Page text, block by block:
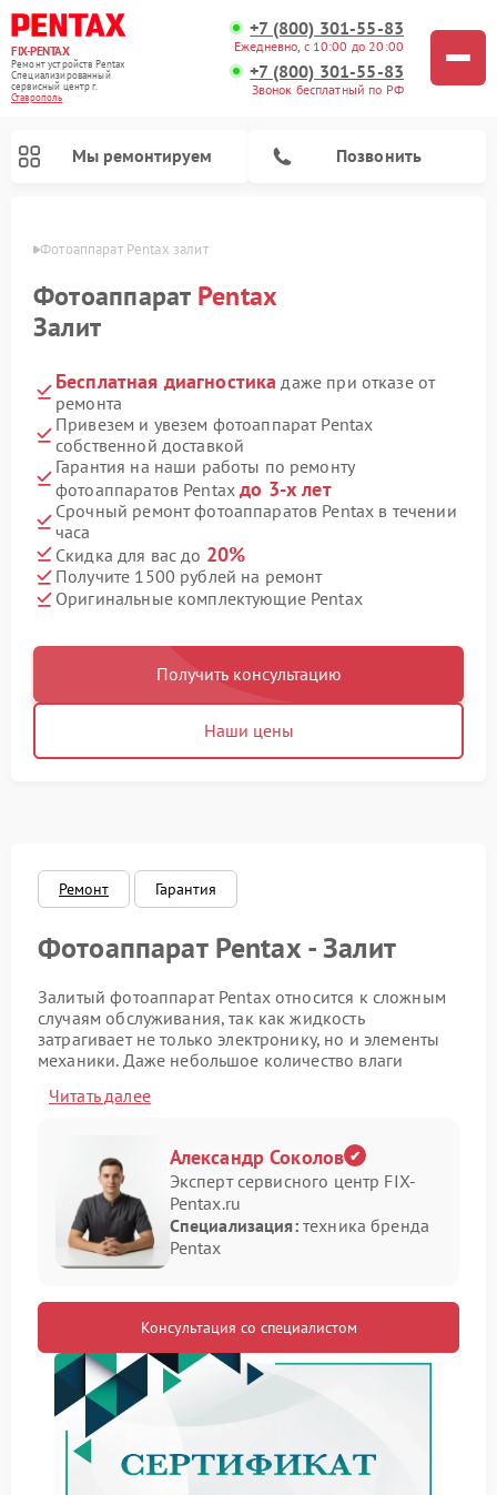
FIX-PENTAX
Ремонт устройств Pentax
Специализированный
cервисный центр г.
Ставрополь
+7 (800) 301-55-83
Ежедневно, с 10:00 до 20:00
+7 (800) 301-55-83
Звонок бесплатный по РФ
Мы ремонтируем Позвонить
Фотоаппарат Pentax залит
Фотоаппарат Pentax
Залит
Бесплатная диагностика даже при отказе от
ремонта
Привезем и увезем фотоаппарат Pentax
собственной доставкой
Гарантия на наши работы по ремонту
фотоаппаратов Pentaxдо 3-х лет
Срочный ремонт фотоаппаратов Pentax в течении
часа
Скидка для вас до 20%
Получите 1500 рублей на ремонт
Оригинальные комплектующие Pentax
Получить консультацию
Наши цены
Ремонт Гарантия
Фотоаппарат Pentax - Залит
Залитый фотоаппарат Pentax относится к сложным
случаям обслуживания, так как жидкость
затрагивает не только электронику, но и элементы
механики. Даже небольшое количество влаги
питания и цепей управления. Ремонт Pentax после
и точной оценки состояния узлов без попыток
запуска устройства.
Типовые признаки залития
После попадания воды или другой жидкости
наблюдаются следующие симптомы:
самопроизвольные отключения или отсутствие
реакции;
искажения изображения и ошибки записи;
нарушение работы кнопок и дисков.
Сервис Pentax выполняет детальную диагностику,
позволяющую определить состояние платы,
матрицы и шлейфов.
Читать далее
Александр Соколов
Эксперт сервисного центр FIX-
Pentax.ru
Специализация:техника бренда
Pentax
Консультация со специалистом